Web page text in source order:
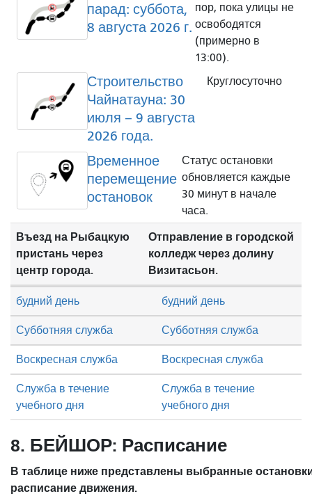
парад: суббота,
8 августа 2026 г.
пор, пока улицы не
освободятся
(примерно в
13:00).
Строительство
Чайнатауна: 30
июля – 9 августа
2026 года.
Круглосуточно
Временное
перемещение
остановок
Статус остановки
обновляется каждые
30 минут в начале
часа.
Въезд на Рыбацкую
пристань через
центр города.
Отправление в городской
колледж через долину
Визитасьон.
Субботняя служба Субботняя служба
Воскресная служба Воскресная служба
будний день будний день
Служба в течение
учебного дня
Служба в течение
учебного дня
8. БЕЙШОР: Расписание
В таблице ниже представлены выбранные
расписание движения.